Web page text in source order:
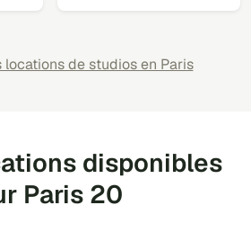
de studios en Paris
disponibles
Paris 20